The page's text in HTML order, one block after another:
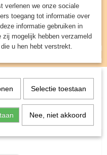
UW WINKELWAGEN
(0)
wolkenschat - Bordspel
verlenen we onze sociale
toegang tot informatie over
informatie gebruiken in
zij mogelijk hebben verzameld
u hen hebt verstrekt.
Selectie toestaan
Nee, niet akkoord